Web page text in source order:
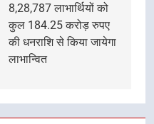
8,28,787 लाभार्थियों को
कुल 184.25 करोड़ रुपए
की धनराशि से किया जायेगा
लाभान्वित